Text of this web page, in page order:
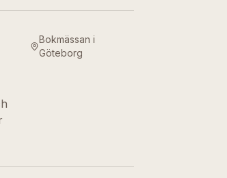
Bokmässan i
Göteborg